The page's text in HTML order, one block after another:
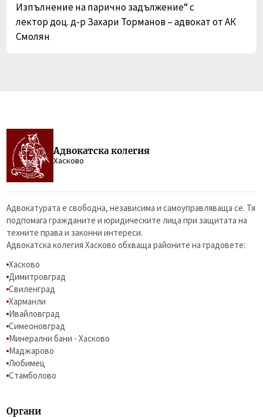
Изпълнение на парично задължение“ с
лектор доц. д-р Захари Торманов – адвокат от АК
Смолян
Адвокатска колегия
Хасково
Адвокатурата е свободна, независима и самоуправляваща се. Тя
подпомага гражданите и юридическите лица при защитата на
техните права и законни интереси.
Адвокатска колегия Хасково обхваща районите на градовете:
Хасково
Димитровград
Свиленград
Харманли
Ивайловград
Симеоновград
Минерални бани - Хасково
Маджарово
Любимец
Стамболово
Органи